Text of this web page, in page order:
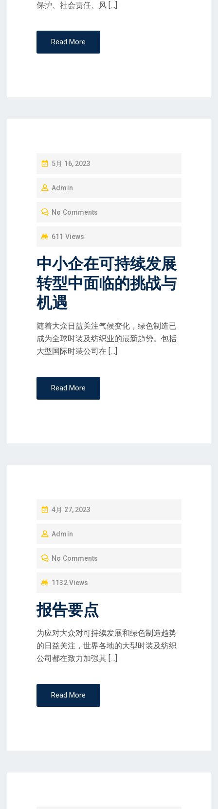
保护、社会责任、风 […]
Read More
P
S
N
5月 16, 2023
Admin
No Comments
611 Views
中小企在可持续发展
转型中面临的挑战与
机遇
随着大众日益关注气候变化，绿色制造已
成为全球时装及纺织业的最新趋势。包括
大型国际时装公司在 […]
Read More
P
S
N
4月 27, 2023
Admin
No Comments
1132 Views
报告要点
为应对大众对可持续发展和绿色制造趋势
的日益关注，世界各地的大型时装及纺织
公司都在致力加强其 […]
Read More